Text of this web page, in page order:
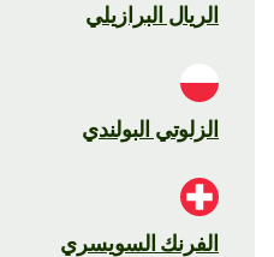
الريال البرازيلي
الزلوتي البولندي
الفرنك السويسري